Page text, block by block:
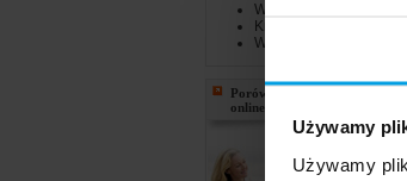
Używamy
Używamy
Warszawa
Kraków
Wrocław
Porównaj ubezpieczenia na
online